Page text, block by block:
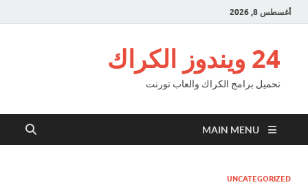
أغسطس 8, 2026
24 ويندوز الكراك
تحميل برامج الكراك والعاب تورنت
MAIN MENU
UNCATEGORIZED